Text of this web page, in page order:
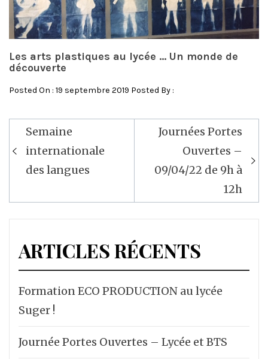
Les arts plastiques au lycée … Un monde de
découverte
Posted On : 19 septembre 2019 Posted By :
Navigation
de
l’article
Semaine
internationale
des langues
Journées Portes
Ouvertes –
09/04/22 de 9h à
12h
ARTICLES RÉCENTS
Formation ECO PRODUCTION au lycée
Suger !
Journée Portes Ouvertes – Lycée et BTS